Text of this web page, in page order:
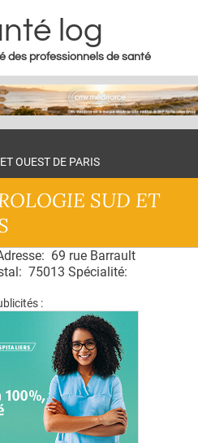
navigation
log
des professionnels de santé
OUEST DE PARIS
SUD ET
69 rue Barrault
75013 Spécialité:
: